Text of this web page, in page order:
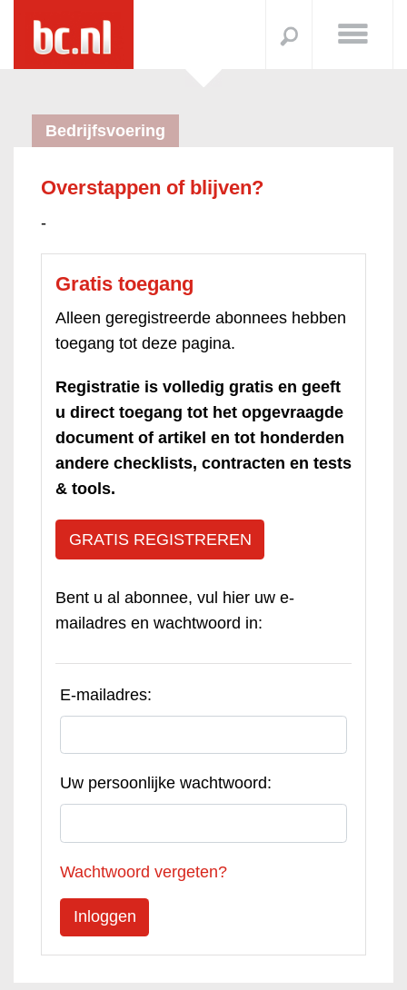
Bedrijfsvoering
Overstappen of blijven?
-
Gratis toegang
Alleen geregistreerde abonnees hebben
toegang tot deze pagina.
Registratie is volledig gratis en geeft
u direct toegang tot het opgevraagde
document of artikel en tot honderden
andere checklists, contracten en tests
& tools.
GRATIS REGISTREREN
Bent u al abonnee, vul hier uw e-
mailadres en wachtwoord in:
E-mailadres:
Uw persoonlijke wachtwoord:
Wachtwoord vergeten?